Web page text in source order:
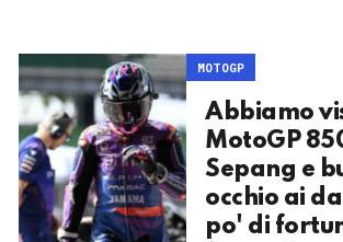
MOTOGP
Abbiamo
MotoGP
Sepang e
occhio ai
po' di